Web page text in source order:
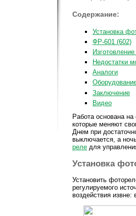
Содержание:
Установка
ФР-601 (602)
Недостатки
Аналоги
Заключение
Видео
Работа основана
которые меняют
Днем при
выключается, а
реле для
Установка
Установить
регулируемого
воздействия